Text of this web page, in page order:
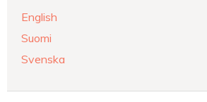
English
Suomi
Svenska